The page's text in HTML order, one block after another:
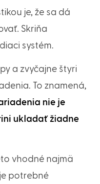
je, že sa dá
Skriňa
systém.
a zvyčajne štyri
To znamená,
nie je
ukladať žiadne
vhodné najmä
potrebné